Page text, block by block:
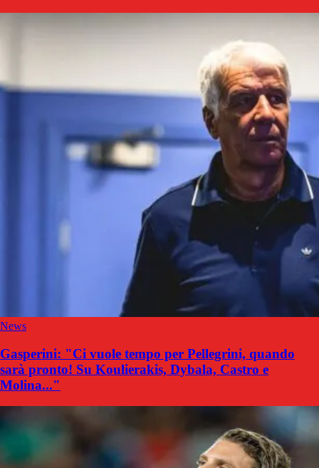
News
Gasperini: "Ci vuole tempo per Pellegrini, quando
sarà pronto! Su Koulierakis, Dybala, Castro e
Molina..."